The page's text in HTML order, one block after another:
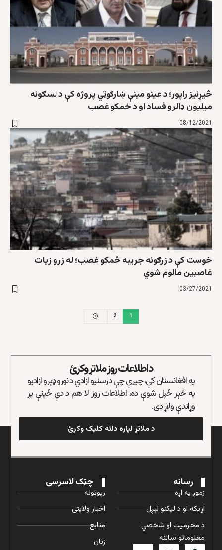
څیړنیز راپور؛ د عینو مینې ښارګوټي پروژه کې د لسګونه
میلیون ډالرو فساد او د ځمکو غصب
08/12/2021
خوست کې د زرګونه جریبه ځمکو غصب؛ له زرو زیات
غاصبین مالوم شوي
03/27/2021
1
2
د اطلاعات روز ملاتړ وکړئ
په افغانستان کې، چیرې چې د رسنیو ازادي د نورو ډېرو ازادیو
په څېر ځپل شوې ده، اطلاعات روز لا هم د دې ځپنې پر
وړاندې ولاړ دی.
د ملاتړ لپاره دلته کلیک وکړئ
رسانه
زموږ په اړه
اړیکه او د لیکنو لېږل
د محرمیت او شخصي
معلوماتو ساتنه
چټک لاسرسی
رپوټونه
اخبار ولایتی
منابع
زنان